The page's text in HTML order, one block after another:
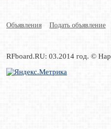
Объявления Подать объявление
RFboard.RU: 03.2014 год. ©